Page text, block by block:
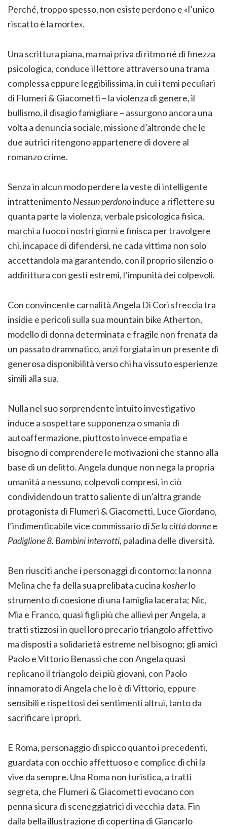
Perché, troppo spesso, non esiste perdono e «l’unico
riscatto è la morte».
Una scrittura piana, ma mai priva di ritmo né di finezza
psicologica, conduce il lettore attraverso una trama
complessa eppure leggibilissima, in cui i temi peculiari
di Flumeri & Giacometti – la violenza di genere, il
bullismo, il disagio famigliare – assurgono ancora una
volta a denuncia sociale, missione d’altronde che le
due autrici ritengono appartenere di dovere al
romanzo crime.
Senza in alcun modo perdere la veste di intelligente
intrattenimentoNessun perdonoinduce a riflettere su
quanta parte la violenza, verbale psicologica fisica,
marchi a fuoco i nostri giorni e finisca per travolgere
chi, incapace di difendersi, ne cada vittima non solo
accettandola ma garantendo, con il proprio silenzio o
addirittura con gesti estremi, l’impunità dei colpevoli.
Con convincente carnalità Angela Di Cori sfreccia tra
insidie e pericoli sulla sua mountain bike Atherton,
modello di donna determinata e fragile non frenata da
un passato drammatico, anzi forgiata in un presente di
generosa disponibilità verso chi ha vissuto esperienze
simili alla sua.
Nulla nel suo sorprendente intuito investigativo
induce a sospettare supponenza o smania di
autoaffermazione, piuttosto invece empatia e
bisogno di comprendere le motivazioni che stanno alla
base di un delitto. Angela dunque non nega la propria
umanità a nessuno, colpevoli compresi, in ciò
condividendo un tratto saliente di un’altra grande
protagonista di Flumeri & Giacometti, Luce Giordano,
l’indimenticabile vice commissario diSe la città dormee
Padiglione 8. Bambini interrotti, paladina delle diversità.
Ben riusciti anche i personaggi di contorno: la nonna
Melina che fa della sua prelibata cucinakosherlo
strumento di coesione di una famiglia lacerata; Nic,
Mia e Franco, quasi figli più che allievi per Angela, a
tratti stizzosi in quel loro precario triangolo affettivo
ma disposti a solidarietà estreme nel bisogno; gli amici
Paolo e Vittorio Benassi che con Angela quasi
replicano il triangolo dei più giovani, con Paolo
innamorato di Angela che lo è di Vittorio, eppure
sensibili e rispettosi dei sentimenti altrui, tanto da
sacrificare i propri.
E Roma, personaggio di spicco quanto i precedenti,
guardata con occhio affettuoso e complice di chi la
vive da sempre. Una Roma non turistica, a tratti
segreta, che Flumeri & Giacometti evocano con
penna sicura di sceneggiatrici di vecchia data. Fin
dalla bella illustrazione di copertina di Giancarlo